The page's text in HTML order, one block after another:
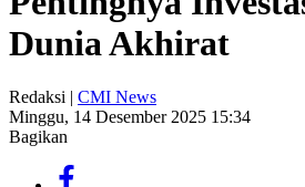
Dunia Akhirat
Redaksi | CMI News
Minggu, 14 Desember 2025 15:34
Bagikan